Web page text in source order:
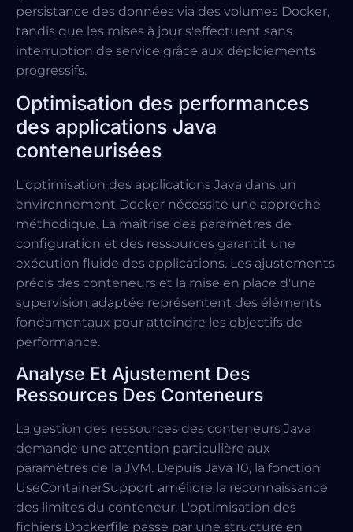
persistance des données via des volumes Docker,
tandis que les mises à jour s'effectuent sans
interruption de service grâce aux déploiements
progressifs.
Optimisation des performances
des applications Java
conteneurisées
L'optimisation des applications Java dans un
environnement Docker nécessite une approche
méthodique. La maîtrise des paramètres de
configuration et des ressources garantit une
exécution fluide des applications. Les ajustements
précis des conteneurs et la mise en place d'une
supervision adaptée représentent des éléments
fondamentaux pour atteindre les objectifs de
performance.
Analyse Et Ajustement Des
Ressources Des Conteneurs
La gestion des ressources des conteneurs Java
demande une attention particulière aux
paramètres de la JVM. Depuis Java 10, la fonction
UseContainerSupport améliore la reconnaissance
des limites du conteneur. L'optimisation des
fichiers Dockerfile passe par une structure en